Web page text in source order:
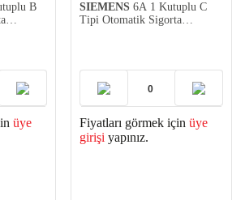
B
üye
SIEMENS 6A 1 Kutuplu C
Tipi Otomatik Sigorta
Fiyatları görmek için üye
girişi yapınız.